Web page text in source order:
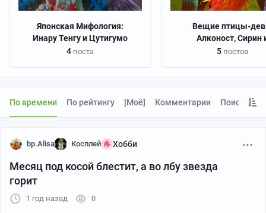
Японская Мифология:
Инару Тенгу и Цутигумо
4 поста
Вещие птицы-
Алконост, Сирин
Гамаюн
5постов
По времени По рейтингу [моё] Комментарии Поиск
bp.Alisa Косплей Хобби
Месяц под косой блестит, а во лбу звезда
горит
1 год назад 0